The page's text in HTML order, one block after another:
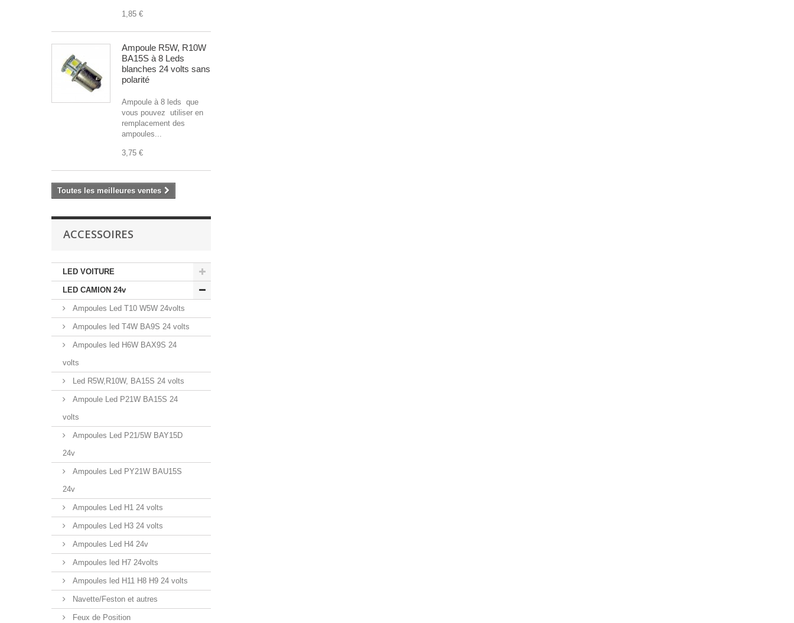
1,85 €
Ampoule R5W, R10W
BA15S à 8 Leds
blanches 24 volts sans
polarité
Ampoule à 8 leds que
vous pouvez utiliser en
remplacement des
ampoules...
3,75 €
Toutes les meilleures ventes
ACCESSOIRES
LED VOITURE
LED CAMION 24v
Ampoules Led T10 W5W 24volts
Ampoules led T4W BA9S 24 volts
Ampoules led H6W BAX9S 24
volts
Led R5W,R10W, BA15S 24 volts
Ampoule Led P21W BA15S 24
volts
Ampoules Led P21/5W BAY15D
24v
Ampoules Led PY21W BAU15S
24v
Ampoules Led H1 24 volts
Ampoules Led H3 24 volts
Ampoules Led H4 24v
Ampoules led H7 24volts
Ampoules led H11 H8 H9 24 volts
Navette/Feston et autres
Feux de Position